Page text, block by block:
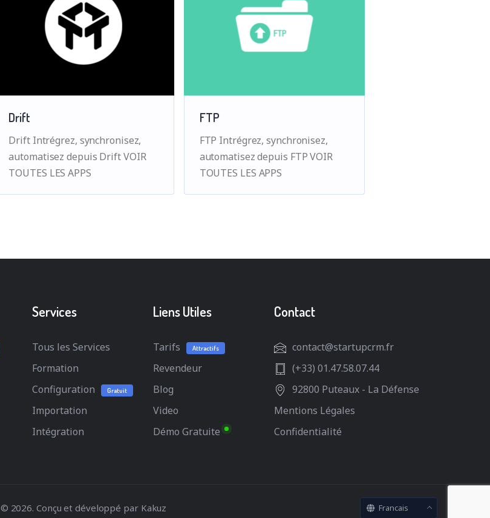
Drift
Drift Intrégrez, synchronisez,
automatisez depuis Drift VOIR
TOUTES LES APPS
FTP
FTP Intrégrez, synchronisez,
automatisez depuis FTP VOIR
TOUTES LES APPS
Services
Tous les Services
Formation
Configuration
Gratuit
Importation
Intégration
Liens Utiles
Tarifs Attractifs
Revendeur
Blog
Video
Démo Gratuite
Contact
contact@startupcrm.fr
(+33) 01.47.58.07.44
92800 Puteaux - La Défense
Mentions Légales
Confidentialité
© 2026. Conçu et développé par Kakuz Francais